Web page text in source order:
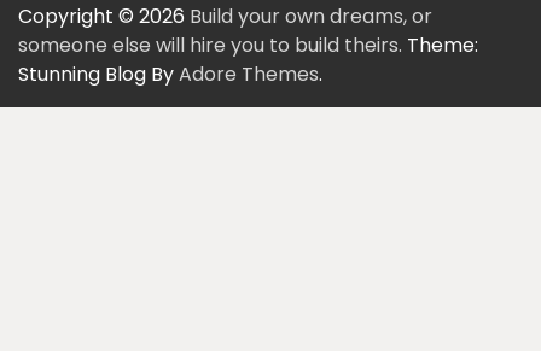
Copyright © 2026 Build your own dreams, or
someone else will hire you to build theirs. Theme:
Stunning Blog ByAdore Themes.